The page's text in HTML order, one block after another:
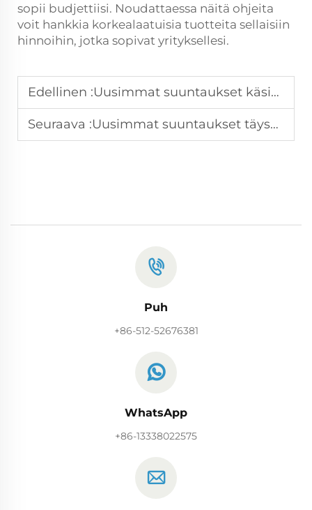
sopii budjettiisi. Noudattaessa näitä ohjeita
voit hankkia korkealaatuisia tuotteita sellaisiin
hinnoihin, jotka sopivat yrityksellesi.
Edellinen :Uusimmat suuntaukset käsipyykinpakkauskoneiden automaatioteknologiassa
Seuraava :Uusimmat suuntaukset täysautomaattisissa ompelujärjestelmissä
Puh
+86-512-52676381
WhatsApp
+86-13338022575